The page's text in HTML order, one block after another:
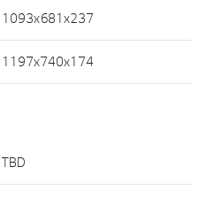
1093x681x237
1197x740x174
TBD